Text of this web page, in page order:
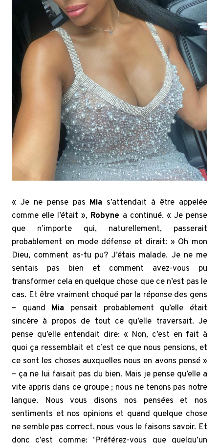
« Je ne pense pas Mia s’attendait à être appelée
comme elle l’était », Robyne a continué. « Je pense
que n’importe qui, naturellement, passerait
probablement en mode défense et dirait: » Oh mon
Dieu, comment as-tu pu? J’étais malade. Je ne me
sentais pas bien et comment avez-vous pu
transformer cela en quelque chose que ce n’est pas le
cas. Et être vraiment choqué par la réponse des gens
– quand Mia pensait probablement qu’elle était
sincère à propos de tout ce qu’elle traversait. Je
pense qu’elle entendait dire: « Non, c’est en fait à
quoi ça ressemblait et c’est ce que nous pensions, et
ce sont les choses auxquelles nous en avons pensé »
– ça ne lui faisait pas du bien. Mais je pense qu’elle a
vite appris dans ce groupe ; nous ne tenons pas notre
langue. Nous vous disons nos pensées et nos
sentiments et nos opinions et quand quelque chose
ne semble pas correct, nous vous le faisons savoir. Et
donc c’est comme: ‘Préférez-vous que quelqu’un